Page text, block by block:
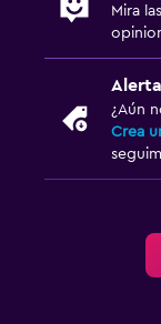
Mira
¿Aún
Crea